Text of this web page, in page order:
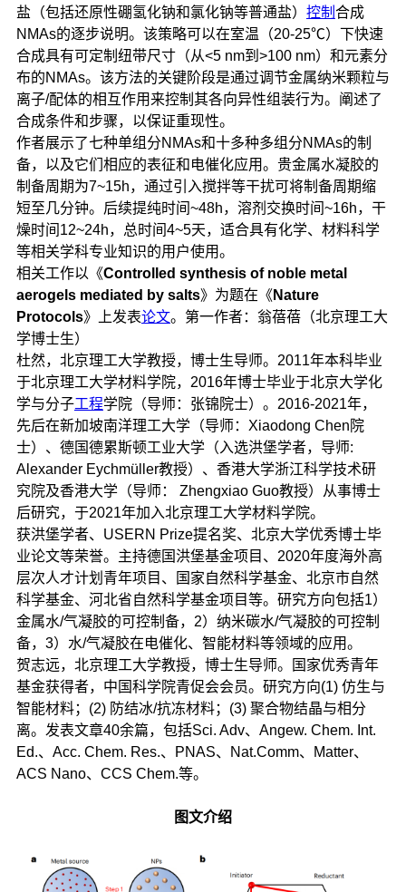
盐（包括还原性硼氢化钠和氯化钠等普通盐） 控制 合成
NMAs的逐步说明。该策略可以在室温（20-25℃）下快速
合成具有可定制纽带尺寸（从<5 nm到>100 nm）和元素分
布的NMAs。该方法的关键阶段是通过调节金属纳米颗粒与
离子/配体的相互作用来控制其各向异性组装行为。阐述了
合成条件和步骤，以保证重现性。
作者展示了七种单组分NMAs和十多种多组分NMAs的制
备，以及它们相应的表征和电催化应用。贵金属水凝胶的
制备周期为7~15h，通过引入搅拌等干扰可将制备周期缩
短至几分钟。后续提纯时间~48h，溶剂交换时间~16h，干
燥时间12~24h，总时间4~5天，适合具有化学、材料科学
等相关学科专业知识的用户使用。
相关工作以《Controlled synthesis of noble metal
aerogels mediated by salts》为题在《 Nature
Protocols》上发表论文。第一作者：翁蓓蓓（北京理工大
学博士生）
杜然，北京理工大学教授，博士生导师。2011年本科毕业
于北京理工大学材料学院，2016年博士毕业于北京大学化
学与分子工程学院（导师：张锦院士）。2016-2021年，
先后在新加坡南洋理工大学（导师：Xiaodong Chen院
士）、德国德累斯顿工业大学（入选洪堡学者，导师:
Alexander Eychmüller教授）、香港大学浙江科学技术研
究院及香港大学（导师： Zhengxiao Guo教授）从事博士
后研究，于2021年加入北京理工大学材料学院。
获洪堡学者、USERN Prize提名奖、北京大学优秀博士毕
业论文等荣誉。主持德国洪堡基金项目、2020年度海外高
层次人才计划青年项目、国家自然科学基金、北京市自然
科学基金、河北省自然科学基金项目等。研究方向包括1）
金属水/气凝胶的可控制备，2）纳米碳水/气凝胶的可控制
备，3）水/气凝胶在电催化、智能材料等领域的应用。
贺志远，北京理工大学教授，博士生导师。国家优秀青年
基金获得者，中国科学院青促会会员。研究方向(1) 仿生与
智能材料；(2) 防结冰/抗冻材料；(3) 聚合物结晶与相分
离。发表文章40余篇，包括Sci. Adv、Angew. Chem. Int.
Ed.、Acc. Chem. Res.、PNAS、Nat.Comm、Matter、
ACS Nano、CCS Chem.等。
图文介绍